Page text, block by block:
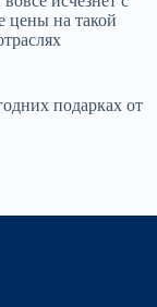
цены на такой